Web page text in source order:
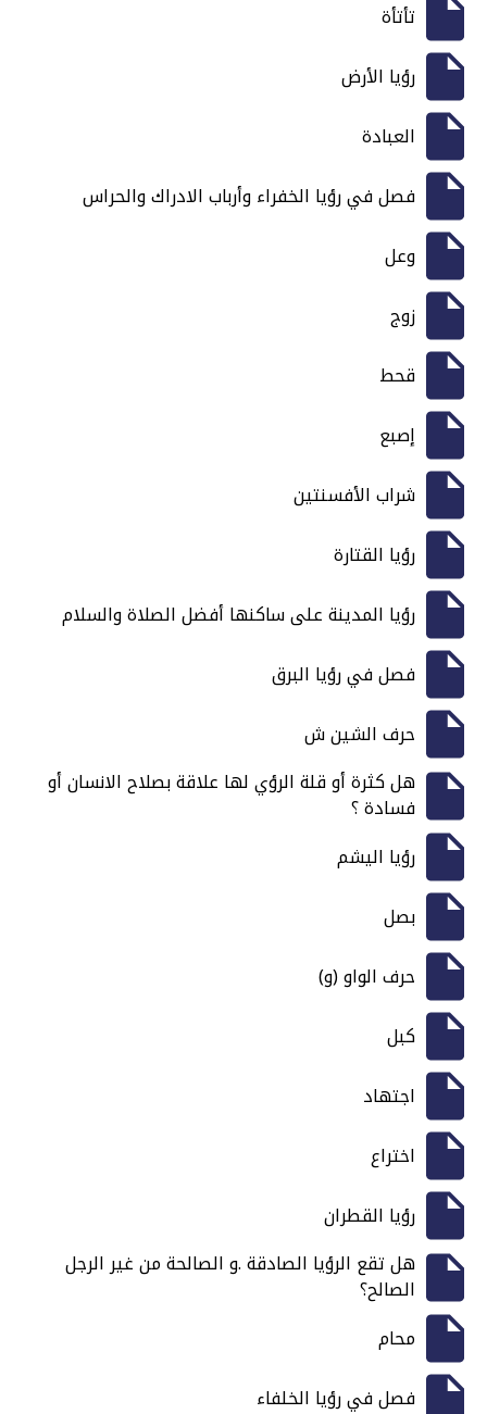
تأتأة
رؤيا الأرض
العبادة
فصل في رؤيا الخفراء وأرباب الادراك والحراس
وعل
زوج
قحط
إصبع
شراب الأفسنتين
رؤيا القتارة
رؤيا المدينة على ساكنها أفضل الصلاة والسلام
فصل في رؤيا البرق
حرف الشين ش
هل كثرة أو قلة الرؤي لها علاقة بصلاح الانسان أو
فسادة ؟
رؤيا اليشم
بصل
حرف الواو (و)
كبل
اجتهاد
اختراع
رؤيا القطران
هل تقع الرؤيا الصادقة .و الصالحة من غير الرجل
الصالح؟
محام
فصل في رؤيا الخلفاء